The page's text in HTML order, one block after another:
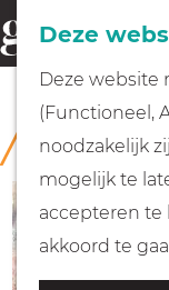
Deze
Deze website
(Functioneel,
noodzakelijk
mogelijk te
accepteren te
akkoord te
G
a
o
e
k
e
n
COLLECTIE